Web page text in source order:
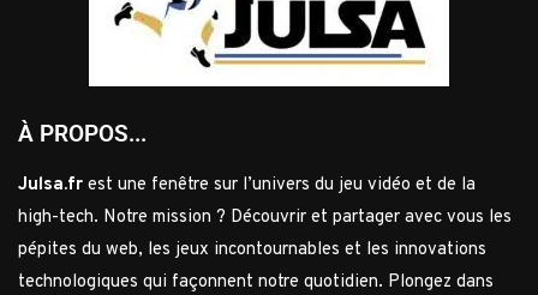
À PROPOS...
Julsa.fr est une fenêtre sur l’univers du jeu vidéo et de la
high-tech. Notre mission ? Découvrir et partager avec vous les
pépites du web, les jeux incontournables et les innovations
technologiques qui façonnent notre quotidien. Plongez dans